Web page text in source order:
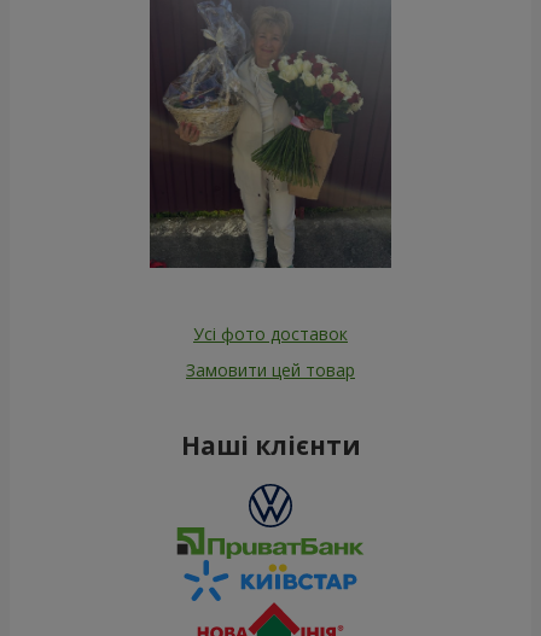
Усі фото доставок
Замовити цей товар
Наші клієнти